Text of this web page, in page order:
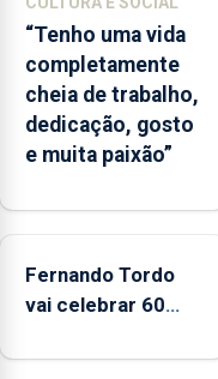
balnear
“Tenho uma vida
completamente
cheia de trabalho,
dedicação, gosto
e muita paixão”
Fernando Tordo
vai celebrar 60
no Coliseu